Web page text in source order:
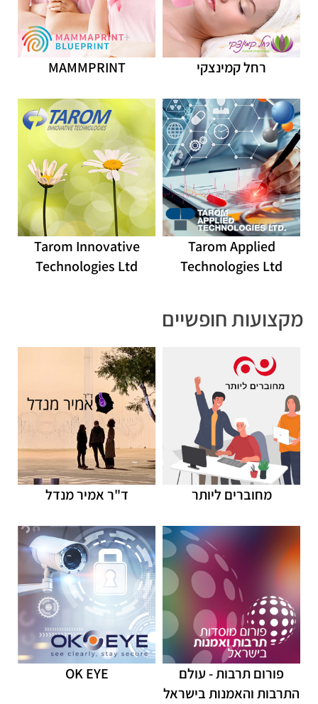
רחל קמינצקי MAMMPRINT
Tarom Applied
Technologies Ltd
Tarom Innovative
Technologies Ltd
מקצועות חופשיים
מחוברים ליותר ד"ר אמיר מנדל
פורום תרבות - עולם
התרבות והאמנות בישראל
OK EYE